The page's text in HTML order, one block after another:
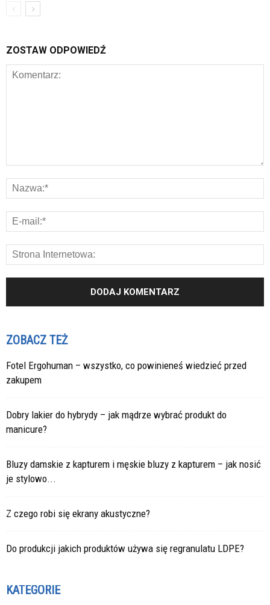
ZOSTAW ODPOWIEDŹ
ZOBACZ TEŻ
Fotel Ergohuman – wszystko, co powinieneś wiedzieć przed
zakupem
Dobry lakier do hybrydy – jak mądrze wybrać produkt do
manicure?
Bluzy damskie z kapturem i męskie bluzy z kapturem – jak nosić
je stylowo...
Z czego robi się ekrany akustyczne?
Do produkcji jakich produktów używa się regranulatu LDPE?
KATEGORIE